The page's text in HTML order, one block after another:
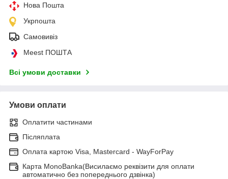
Нова Пошта
Укрпошта
Самовивіз
Meest ПОШТА
Всі умови доставки
Умови оплати
Оплатити частинами
Післяплата
Оплата картою Visa, Mastercard - WayForPay
Карта MonoBanka(Висилаємо реквізити для оплати
автоматично без попереднього дзвінка)